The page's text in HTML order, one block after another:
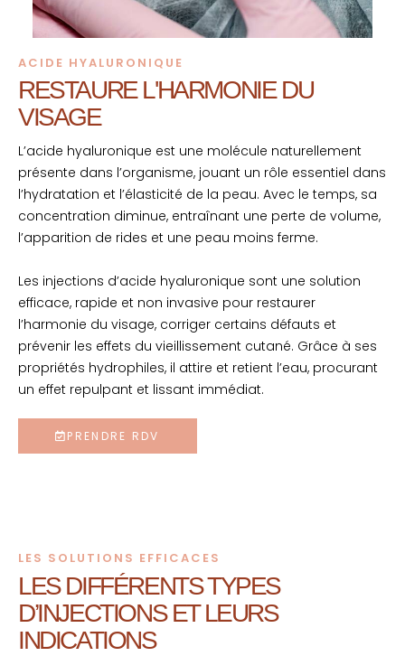
ACIDE HYALURONIQUE
RESTAURE L'HARMONIE DU
VISAGE
L’acide hyaluronique est une molécule naturellement
présente dans l’organisme, jouant un rôle essentiel dans
l’hydratation et l’élasticité de la peau. Avec le temps, sa
concentration diminue, entraînant une perte de volume,
l’apparition de rides et une peau moins ferme.
Les injections d’acide hyaluronique sont une solution
efficace, rapide et non invasive pour restaurer
l’harmonie du visage, corriger certains défauts et
prévenir les effets du vieillissement cutané. Grâce à ses
propriétés hydrophiles, il attire et retient l’eau, procurant
un effet repulpant et lissant immédiat.
PRENDRE RDV
LES SOLUTIONS EFFICACES
LES DIFFÉRENTS TYPES
D’INJECTIONS ETLEURS
INDICATIONS